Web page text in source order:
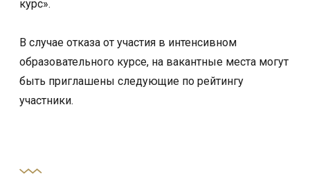
курс».
В случае отказа от участия в интенсивном
образовательного курсе, на вакантные места могут
быть приглашены следующие по рейтингу
участники.